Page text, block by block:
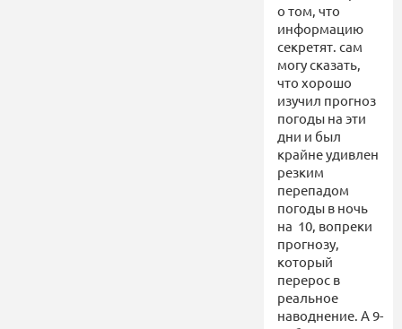
о том, что
информацию
секретят. сам
могу сказать,
что хорошо
изучил прогноз
погоды на эти
дни и был
крайне удивлен
резким
перепадом
погоды в ночь
на 10, вопреки
прогнозу,
который
перерос в
реальное
наводнение. А 9-